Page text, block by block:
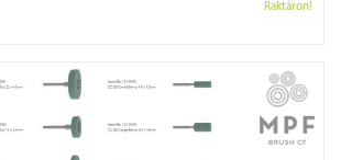
Raktáron!